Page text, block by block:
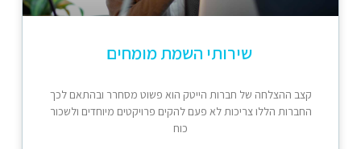
שירותי השמת מומחים
קצב ההצלחה של חברות הייטק הוא פשוט מסחרר ובהתאם לכך
החברות הללו צריכות לא פעם להקים פרויקטים מיוחדים ולשכור
כוח